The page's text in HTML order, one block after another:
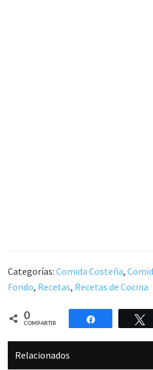
Categorías:Comida Costeña,
Fondo, Recetas, Recetas de Cocina
0
COMPARTIR
Compartir
Relacionados